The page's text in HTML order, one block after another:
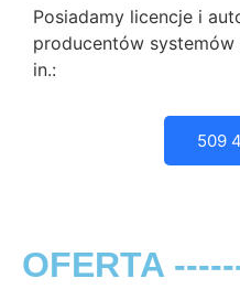
Posiadamy licencje i
producentów
in.:
509
OFERTA